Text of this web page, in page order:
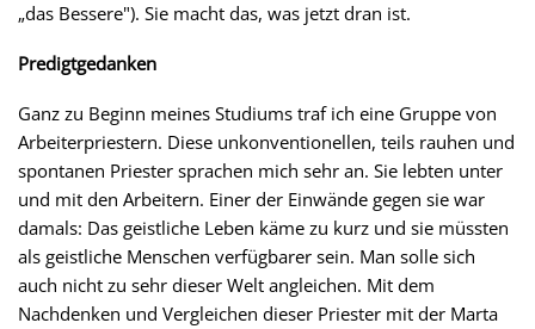
„das Bessere"). Sie macht das, was jetzt dran ist.
Predigtgedanken
Ganz zu Beginn meines Studiums traf ich eine Gruppe von
Arbeiterpriestern. Diese unkonventionellen, teils rauhen und
spontanen Priester sprachen mich sehr an. Sie lebten unter
und mit den Arbeitern. Einer der Einwände gegen sie war
damals: Das geistliche Leben käme zu kurz und sie müssten
als geistliche Menschen verfügbarer sein. Man solle sich
auch nicht zu sehr dieser Welt angleichen. Mit dem
Nachdenken und Vergleichen dieser Priester mit der Marta